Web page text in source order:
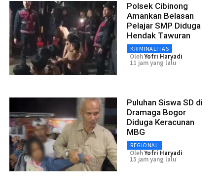
Polsek Cibinong
Amankan Belasan
Pelajar SMP Diduga
Hendak Tawuran
KRIMINALITAS
OlehYofri Haryadi
11 jam yang lalu
Puluhan Siswa SD di
Dramaga Bogor
Diduga Keracunan
MBG
REGIONAL
OlehYofri Haryadi
15 jam yang lalu